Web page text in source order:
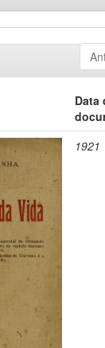
Data
1921